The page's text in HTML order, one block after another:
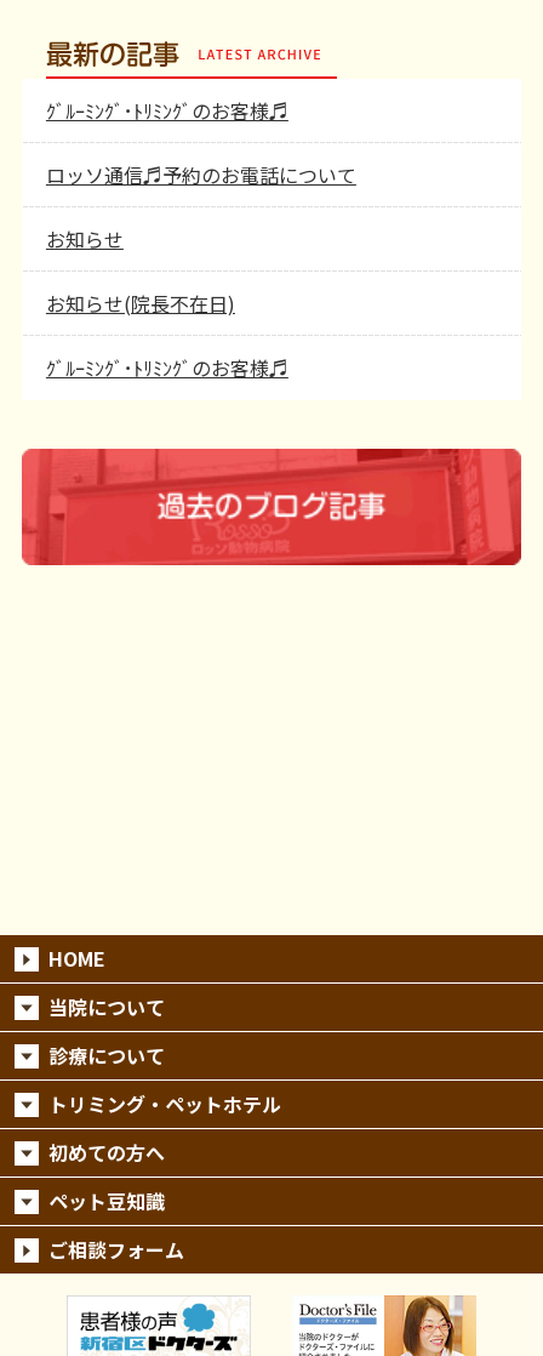
最新の記事
ｸﾞﾙｰﾐﾝｸﾞ･ﾄﾘﾐﾝｸﾞのお客様♬
ロッソ通信♬予約のお電話について
お知らせ
お知らせ(院長不在日)
ｸﾞﾙｰﾐﾝｸﾞ･ﾄﾘﾐﾝｸﾞのお客様♬
HOME
当院について
診療について
トリミング・ペットホテル
初めての方へ
ペット豆知識
ご相談フォーム